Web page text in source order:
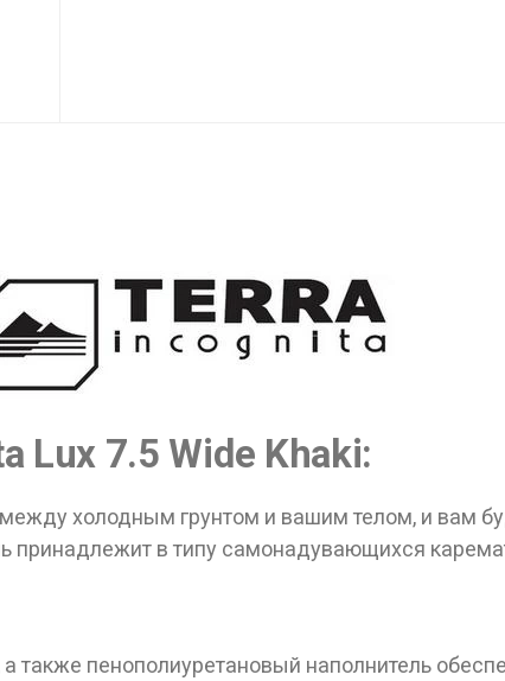
Lux 7.5 Wide Khaki:
холодным грунтом и вашим телом, и вам
принадлежит в типу самонадувающихся
а также пенополиуретановый наполнитель
продаются лицам, достигшим 18 лет!
Вам исполнилось 18 лет?
ДА НЕТ